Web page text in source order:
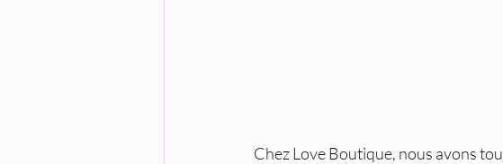
Chez Love Boutique, nous avons